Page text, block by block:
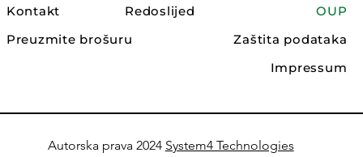
OUP
Zaštita podataka
Impressum
Kontakt
Redoslijed
Preuzmite brošuru
Autorska prava 2024 System4 Technologies